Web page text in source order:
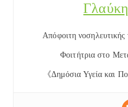
Απόφοιτη
Φοιτήτρια στο
《Δημόσια Υγεία και